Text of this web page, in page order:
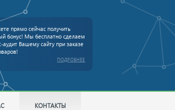
прямо сейчас получить
бонус! Мы бесплатно сделаем
аудит Вашему сайту при заказе
ПОДРОБНЕЕ
КОНТАКТЫ